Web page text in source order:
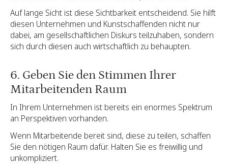
Auf lange Sicht ist diese Sichtbarkeit entscheidend. Sie hilft
diesen Unternehmen und Kunstschaffenden nicht nur
dabei, am gesellschaftlichen Diskurs teilzuhaben, sondern
sich durch diesen auch wirtschaftlich zu behaupten.
6. Geben Sie den Stimmen Ihrer
Mitarbeitenden Raum
In Ihrem Unternehmen ist bereits ein enormes Spektrum
an Perspektiven vorhanden.
Wenn Mitarbeitende bereit sind, diese zu teilen, schaffen
Sie den nötigen Raum dafür. Halten Sie es freiwillig und
unkompliziert.